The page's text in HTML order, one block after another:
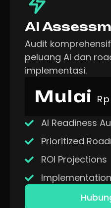
AI
Audit
peluang AI dan
implementasi.
Mulai
AI Readiness
Prioritized
ROI Projections